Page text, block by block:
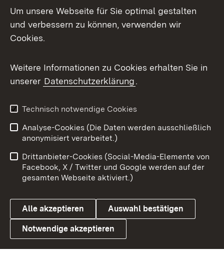
Mastodon
Messenger
Social Wall
X / Twitter
Youtube
Link zum Landesportal
Benutzungshinweise
Barrierefreiheit
Datenschutz
Cookies
Um unsere Webseite für Sie optimal gestalten
und verbessern zu können, verwenden wir
Cookies.
Weitere Informationen zu Cookies erhalten Sie in
unserer Datenschutzerklärung.
Technisch notwendige Cookies
Analyse-Cookies (Die Daten werden ausschließlich
anonymisiert verarbeitet.)
Drittanbieter-Cookies (Social-Media-Elemente von
Facebook, X / Twitter und Google werden auf der
gesamten Webseite aktiviert.)
Alle akzeptieren Auswahl bestätigen
Notwendige akzeptieren